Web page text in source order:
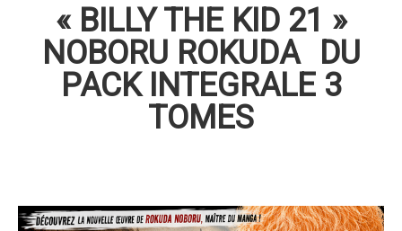
« BILLY THE KID 21 »
NOBORU ROKUDA DU
PACK INTEGRALE 3
TOMES